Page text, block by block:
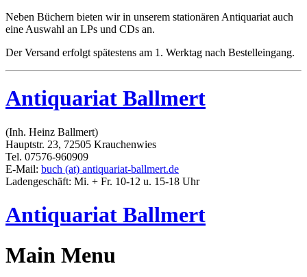
Neben Büchern bieten wir in unserem stationären Antiquariat auch
eine Auswahl an LPs und CDs an.
Der Versand erfolgt spätestens am 1. Werktag nach Bestelleingang.
Antiquariat Ballmert
(Inh. Heinz Ballmert)
Hauptstr. 23, 72505 Krauchenwies
Tel. 07576-960909
E-Mail: buch (at) antiquariat-ballmert.de
Ladengeschäft: Mi. + Fr. 10-12 u. 15-18 Uhr
Antiquariat Ballmert
Main Menu